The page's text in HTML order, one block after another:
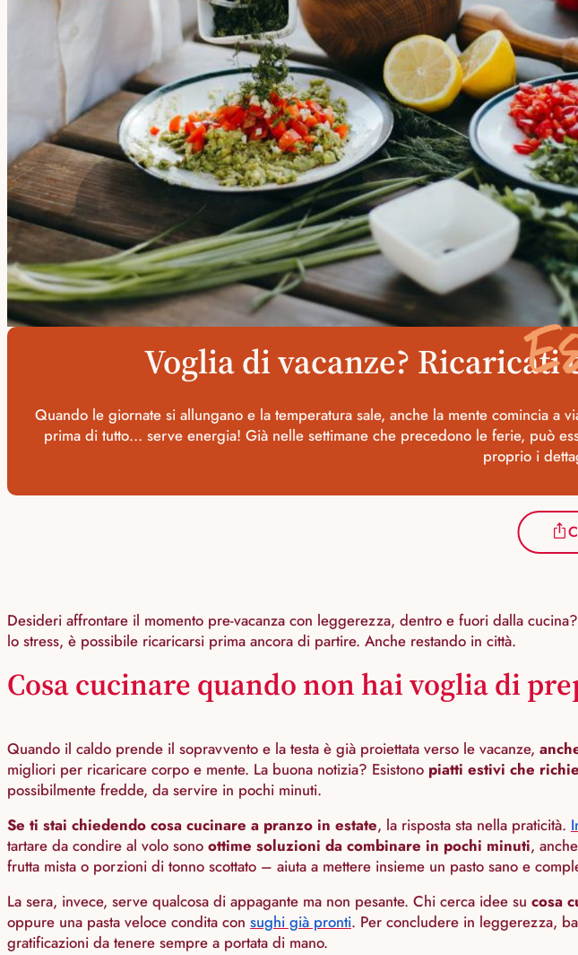
Voglia di vacanze?
Quando le giornate si allungano e la temperatura sale, anche la mente comincia
prima di tutto… serve energia! Già nelle settimane che precedono le ferie, può
proprio i
Desideri affrontare il momento pre-vacanza con leggerezza, dentro e fuori dalla
lo stress, è possibile ricaricarsi prima ancora di partire. Anche restando in città.
Cosa cucinare quando non hai voglia di
Quando il caldo prende il sopravvento e la testa è già proiettata verso le vacanze,
migliori per ricaricare corpo e mente. La buona notizia? Esistono piatti estivi che
possibilmente fredde, da servire in pochi minuti.
Se ti stai chiedendo cosa cucinare a pranzo in estate, la risposta sta nella praticità.
tartare da condire al volo sono ottime soluzioni da combinare in pochi minuti,
frutta mista o porzioni di tonno scottato – aiuta a mettere insieme un pasto sano e
La sera, invece, serve qualcosa di appagante ma non pesante. Chi cerca idee su cosa
oppure una pasta veloce condita con sughi già pronti. Per concludere in leggerezza,
gratificazioni da tenere sempre a portata di mano.